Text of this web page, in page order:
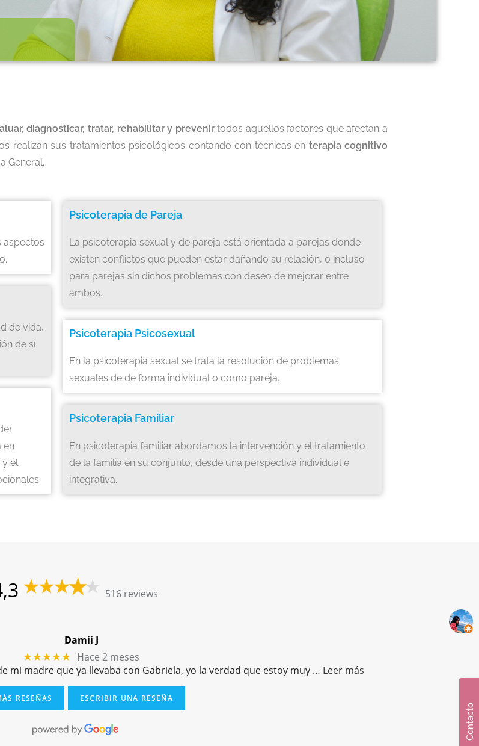
Contacto
diagnosticar, tratar, rehabilitar y prevenirtodos aquellos factores que afectan a
realizan sus tratamientos psicológicos contando con técnicas en terapia cognitivo
General.
aspectos
de vida,
de sí
en
y el
Psicoterapia de Pareja
La psicoterapia sexual y de pareja está orientada a parejas donde
existen conflictos que pueden estar dañando su relación, o incluso
para parejas sin dichos problemas con deseo de mejorar entre
ambos.
Psicoterapia Psicosexual
En la psicoterapia sexual se trata la resolución de problemas
sexuales de de forma individual o como pareja.
Psicoterapia Familiar
En psicoterapia familiar abordamos la intervención y el tratamiento
de la familia en su conjunto, desde una perspectiva individual e
integrativa.
516 reviews
Damii J
★★★★★ Hace 2 meses
mi madre que ya llevaba con Gabriela, yo la verdad que estoy muy … Leer más
RESEÑAS ESCRIBIR UNA RESEÑA